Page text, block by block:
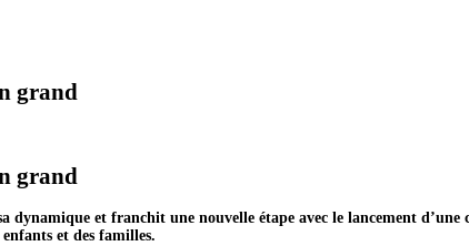
grand
grand
et franchit une nouvelle étape avec le lancement
et des familles.